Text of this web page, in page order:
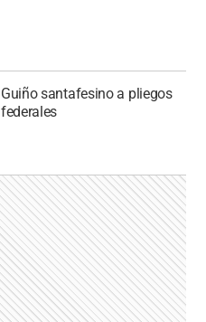
Guiño santafesino a pliegos
federales